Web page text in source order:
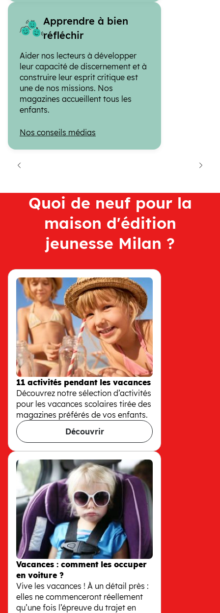
Apprendre à bien
réfléchir
Aider nos lecteurs à développer
leur capacité de discernement et à
construire leur esprit critique est
une de nos missions. Nos
magazines accueillent tous les
enfants.
Nos conseils médias
Quoi de neuf pour la
maison d'édition
jeunesse Milan ?
11 activités pendant les vacances
Découvrez notre sélection d’activités
pour les vacances scolaires tirée des
magazines préférés de vos enfants.
Découvrir
11 activités pendant les vacances
Vacances : comment les occuper
en voiture ?
Vive les vacances ! À un détail près :
elles ne commenceront réellement
qu’une fois l’épreuve du trajet en